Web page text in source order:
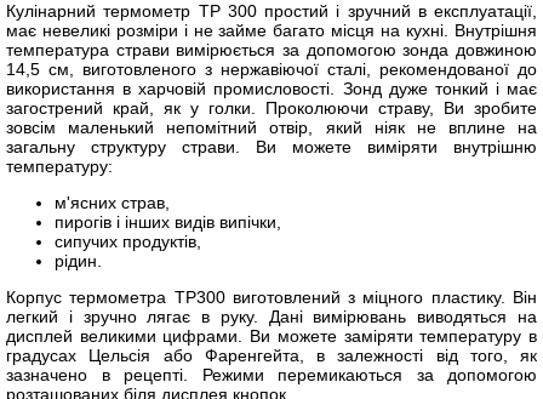
Кулінарний термометр ТР 300 простий і зручний в експлуатації,
має невеликі розміри і не займе багато місця на кухні. Внутрішня
температура страви вимірюється за допомогою зонда довжиною
14,5 см, виготовленого з нержавіючої сталі, рекомендованої до
використання в харчовій промисловості. Зонд дуже тонкий і має
загострений край, як у голки. Проколюючи страву, Ви зробите
зовсім маленький непомітний отвір, який ніяк не вплине на
загальну структуру страви. Ви можете виміряти внутрішню
температуру:
м'ясних страв,
пирогів і інших видів випічки,
сипучих продуктів,
рідин.
Корпус термометра ТР300 виготовлений з міцного пластику. Він
легкий і зручно лягає в руку. Дані вимірювань виводяться на
дисплей великими цифрами. Ви можете заміряти температуру в
градусах Цельсія або Фаренгейта, в залежності від того, як
зазначено в рецепті. Режими перемикаються за допомогою
розташованих біля дисплея кнопок.